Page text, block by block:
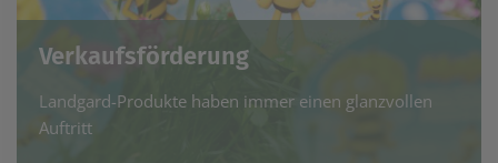
Verkaufsförderung
Landgard-Produkte haben immer einen glanzvollen
Auftritt